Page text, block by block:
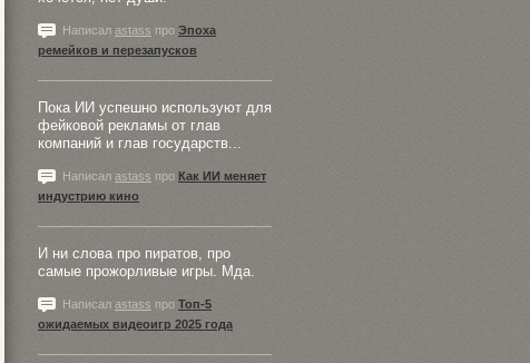
Написал astass про Эпоха
ремейков и перезапусков
Пока ИИ успешно используют для
фейковой рекламы от глав
компаний и глав государств...
Написал astass про Как ИИ меняет
индустрию кино
И ни слова про пиратов, про
самые прожорливые игры. Мда.
Написал astass про Топ-5
ожидаемых видеоигр 2025 года